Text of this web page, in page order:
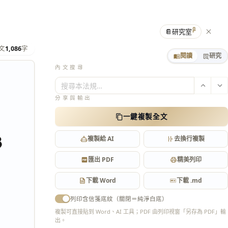
1,086字
閱讀 研究
內文搜尋
搜尋本法規…
分享與輸出
一鍵複製全文
複製給 AI 去換行複製
匯出 PDF 精美列印
下載 Word 下載 .md
列印含信箋底紋（關閉＝純淨白底）
複製可直接貼到 Word、AI 工具；PDF 由列印視窗「另存為 PDF」輸
出。
📔研究室β